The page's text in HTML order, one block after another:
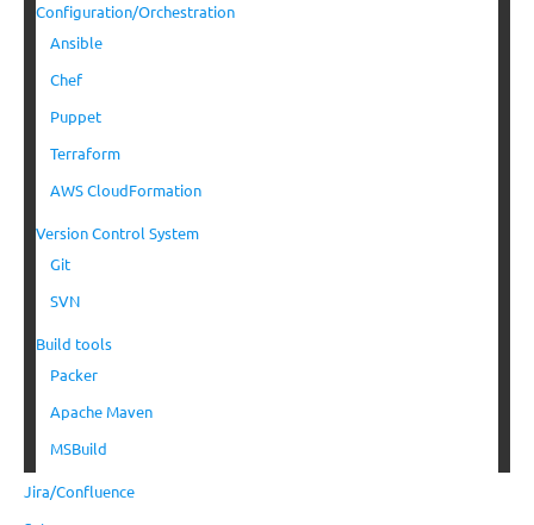
Configuration/Orchestration
Ansible
Chef
Puppet
Terraform
AWS CloudFormation
Version Control System
Git
SVN
Build tools
Packer
Apache Maven
MSBuild
Jira/Confluence